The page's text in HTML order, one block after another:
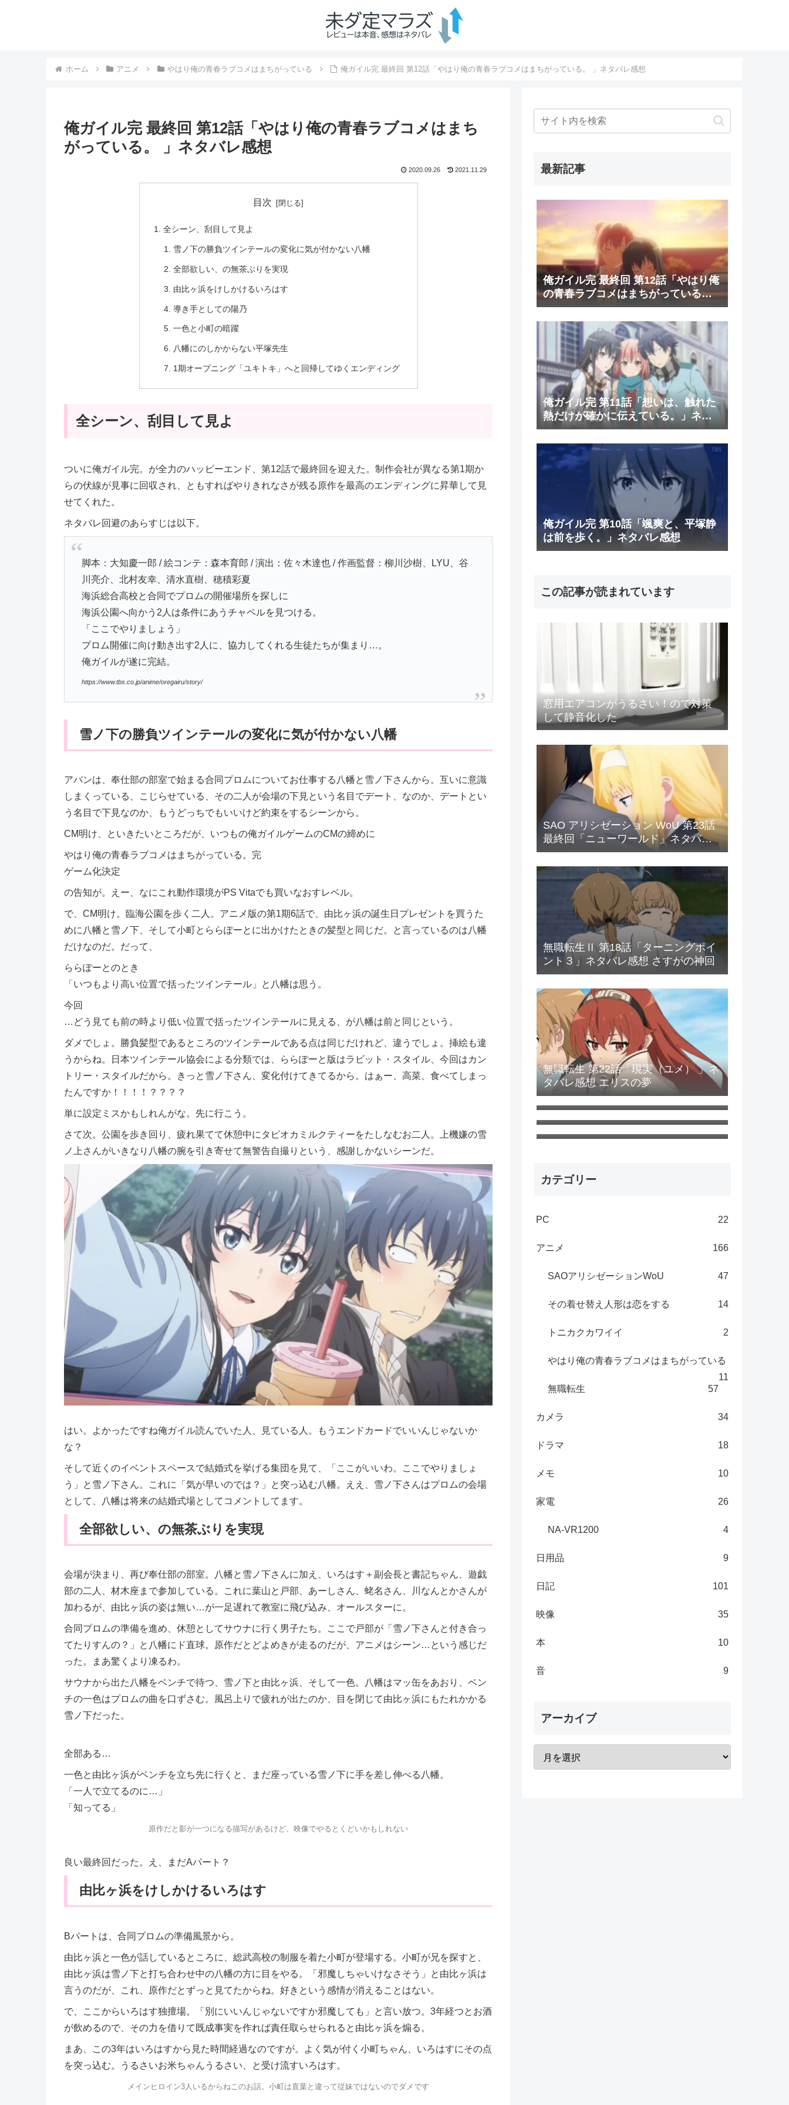
ホーム アニメ やはり俺の青春ラブコメはまちがっている 俺ガイル完 最終回 第12話「やはり俺の青春ラブコメはまちがっている。 」ネタバレ感想
俺ガイル完 最終回 第12話「やはり俺の青春ラブコメはまち
がっている。 」ネタバレ感想
2020.09.26 2021.11.29
目次
全シーン、刮目して見よ
雪ノ下の勝負ツインテールの変化に気が付かない八幡
全部欲しい、の無茶ぶりを実現
由比ヶ浜をけしかけるいろはす
導き手としての陽乃
一色と小町の暗躍
八幡にのしかからない平塚先生
1期オープニング「ユキトキ」へと回帰してゆくエンディング
全シーン、刮目して見よ
ついに俺ガイル完。が全力のハッピーエンド、第12話で最終回を迎えた。制作会社が異なる第1期か
らの伏線が見事に回収され、ともすればやりきれなさが残る原作を最高のエンディングに昇華して見
せてくれた。
ネタバレ回避のあらすじは以下。
脚本：大知慶一郎 / 絵コンテ：森本育郎 / 演出：佐々木達也 / 作画監督：柳川沙樹、LYU、谷
川亮介、北村友幸、清水直樹、穂積彩夏
海浜総合高校と合同でプロムの開催場所を探しに
海浜公園へ向かう2人は条件にあうチャペルを見つける。
「ここでやりましょう」
プロム開催に向け動き出す2人に、協力してくれる生徒たちが集まり…。
俺ガイルが遂に完結。
https://www.tbs.co.jp/anime/oregairu/story/
雪ノ下の勝負ツインテールの変化に気が付かない八幡
アバンは、奉仕部の部室で始まる合同プロムについてお仕事する八幡と雪ノ下さんから。互いに意識
しまくっている、こじらせている、その二人が会場の下見という名目でデート、なのか、デートとい
う名目で下見なのか、もうどっちでもいいけど約束をするシーンから。
CM明け、といきたいところだが、いつもの俺ガイルゲームのCMの締めに
やはり俺の青春ラブコメはまちがっている。完
ゲーム化決定
の告知が。えー、なにこれ動作環境がPS Vitaでも買いなおすレベル。
で、CM明け。臨海公園を歩く二人。アニメ版の第1期6話で、由比ヶ浜の誕生日プレゼントを買うた
めに八幡と雪ノ下、そして小町とららぽーとに出かけたときの髪型と同じだ。と言っているのは八幡
だけなのだ。だって、
ららぽーとのとき
「いつもより高い位置で括ったツインテール」と八幡は思う。
今回
…どう見ても前の時より低い位置で括ったツインテールに見える、が八幡は前と同じという。
ダメでしょ。勝負髪型であるところのツインテールである点は同じだけれど、違うでしょ。挿絵も違
うからね。日本ツインテール協会による分類では、ららぽーと版はラビット・スタイル、今回はカン
トリー・スタイルだから。きっと雪ノ下さん、変化付けてきてるから。はぁー、高菜、食べてしまっ
たんですか！！！！？？？？
単に設定ミスかもしれんがな。先に行こう。
さて次。公園を歩き回り、疲れ果てて休憩中にタピオカミルクティーをたしなむお二人。上機嫌の雪
ノ上さんがいきなり八幡の腕を引き寄せて無警告自撮りという、感謝しかないシーンだ。
はい。よかったですね俺ガイル読んでいた人、見ている人。もうエンドカードでいいんじゃないか
な？
そして近くのイベントスペースで結婚式を挙げる集団を見て、「ここがいいわ。ここでやりましょ
う」と雪ノ下さん。これに「気が早いのでは？」と突っ込む八幡。ええ、雪ノ下さんはプロムの会場
として、八幡は将来の結婚式場としてコメントしてます。
全部欲しい、の無茶ぶりを実現
会場が決まり、再び奉仕部の部室。八幡と雪ノ下さんに加え、いろはす＋副会長と書記ちゃん、遊戯
部の二人、材木座まで参加している。これに葉山と戸部、あーしさん、蛯名さん、川なんとかさんが
加わるが、由比ヶ浜の姿は無い…が一足遅れて教室に飛び込み、オールスターに。
合同プロムの準備を進め、休憩としてサウナに行く男子たち。ここで戸部が「雪ノ下さんと付き合っ
てたりすんの？」と八幡にド直球。原作だとどよめきが走るのだが、アニメはシーン…という感じだ
った。まあ驚くより凍るわ。
サウナから出た八幡をベンチで待つ、雪ノ下と由比ヶ浜、そして一色。八幡はマッ缶をあおり、ベン
チの一色はプロムの曲を口ずさむ。風呂上りで疲れが出たのか、目を閉じて由比ヶ浜にもたれかかる
雪ノ下だった。
全部ある…
一色と由比ヶ浜がベンチを立ち先に行くと、まだ座っている雪ノ下に手を差し伸べる八幡。
「一人で立てるのに…」
「知ってる」
原作だと影が一つになる描写があるけど、映像でやるとくどいかもしれない
良い最終回だった。え、まだAパート？
由比ヶ浜をけしかけるいろはす
Bパートは、合同プロムの準備風景から。
由比ヶ浜と一色が話しているところに、総武高校の制服を着た小町が登場する。小町が兄を探すと、
由比ヶ浜は雪ノ下と打ち合わせ中の八幡の方に目をやる。「邪魔しちゃいけなさそう」と由比ヶ浜は
言うのだが、これ、原作だとずっと見てたからね。好きという感情が消えることはない。
で、ここからいろはす独擅場。「別にいいんじゃないですか邪魔しても」と言い放つ。3年経つとお酒
が飲めるので、その力を借りて既成事実を作れば責任取らせられると由比ヶ浜を煽る。
まあ、この3年はいろはすから見た時間経過なのですが。よく気が付く小町ちゃん、いろはすにその点
を突っ込む。うるさいお米ちゃんうるさい、と受け流すいろはす。
メインヒロイン3人いるからねこのお話。小町は直葉と違って従妹ではないのでダメです
最新記事
俺ガイル完 最終回 第12話「やはり俺
の青春ラブコメはまちがっている。
」ネタバレ感想
俺ガイル完 第11話「想いは、触れた
熱だけが確かに伝えている。」ネタ
バレ感想
俺ガイル完 第10話「颯爽と、平塚静
は前を歩く。」ネタバレ感想
この記事が読まれています
窓用エアコンがうるさい！ので対策
して静音化した
SAO アリシゼーション WoU 第23話
最終回「ニューワールド」ネタバレ
感想 新世界
無職転生Ⅱ 第18話「ターニングポイ
ント３」ネタバレ感想 さすがの神回
無職転生 第22話「現実（ユメ） 」ネ
タバレ感想 エリスの夢
無職転生Ⅱ 第24話「嗣ぐ」最終回ネ
タバレ感想
無職転生 第8話「ターニングポイント
1」ネタバレ感想 第一部～完～
無職転生 第21話「ターニングポイン
ト2」ネタバレ感想 絶望しかない
カテゴリー
PC 22
アニメ 166
SAOアリシゼーションWoU 47
その着せ替え人形は恋をする 14
トニカクカワイイ 2
やはり俺の青春ラブコメはまちがっている
11
無職転生
57
カメラ 34
ドラマ 18
メモ 10
家電 26
NA-VR1200 4
日用品 9
日記 101
映像 35
本 10
音 9
アーカイブ